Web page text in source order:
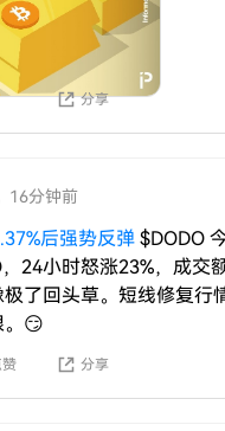
分享
16分钟前
后强势反弹 $DODO
24小时怒涨23%，成交
了回头草。短线修复行
。😏
赞 分享